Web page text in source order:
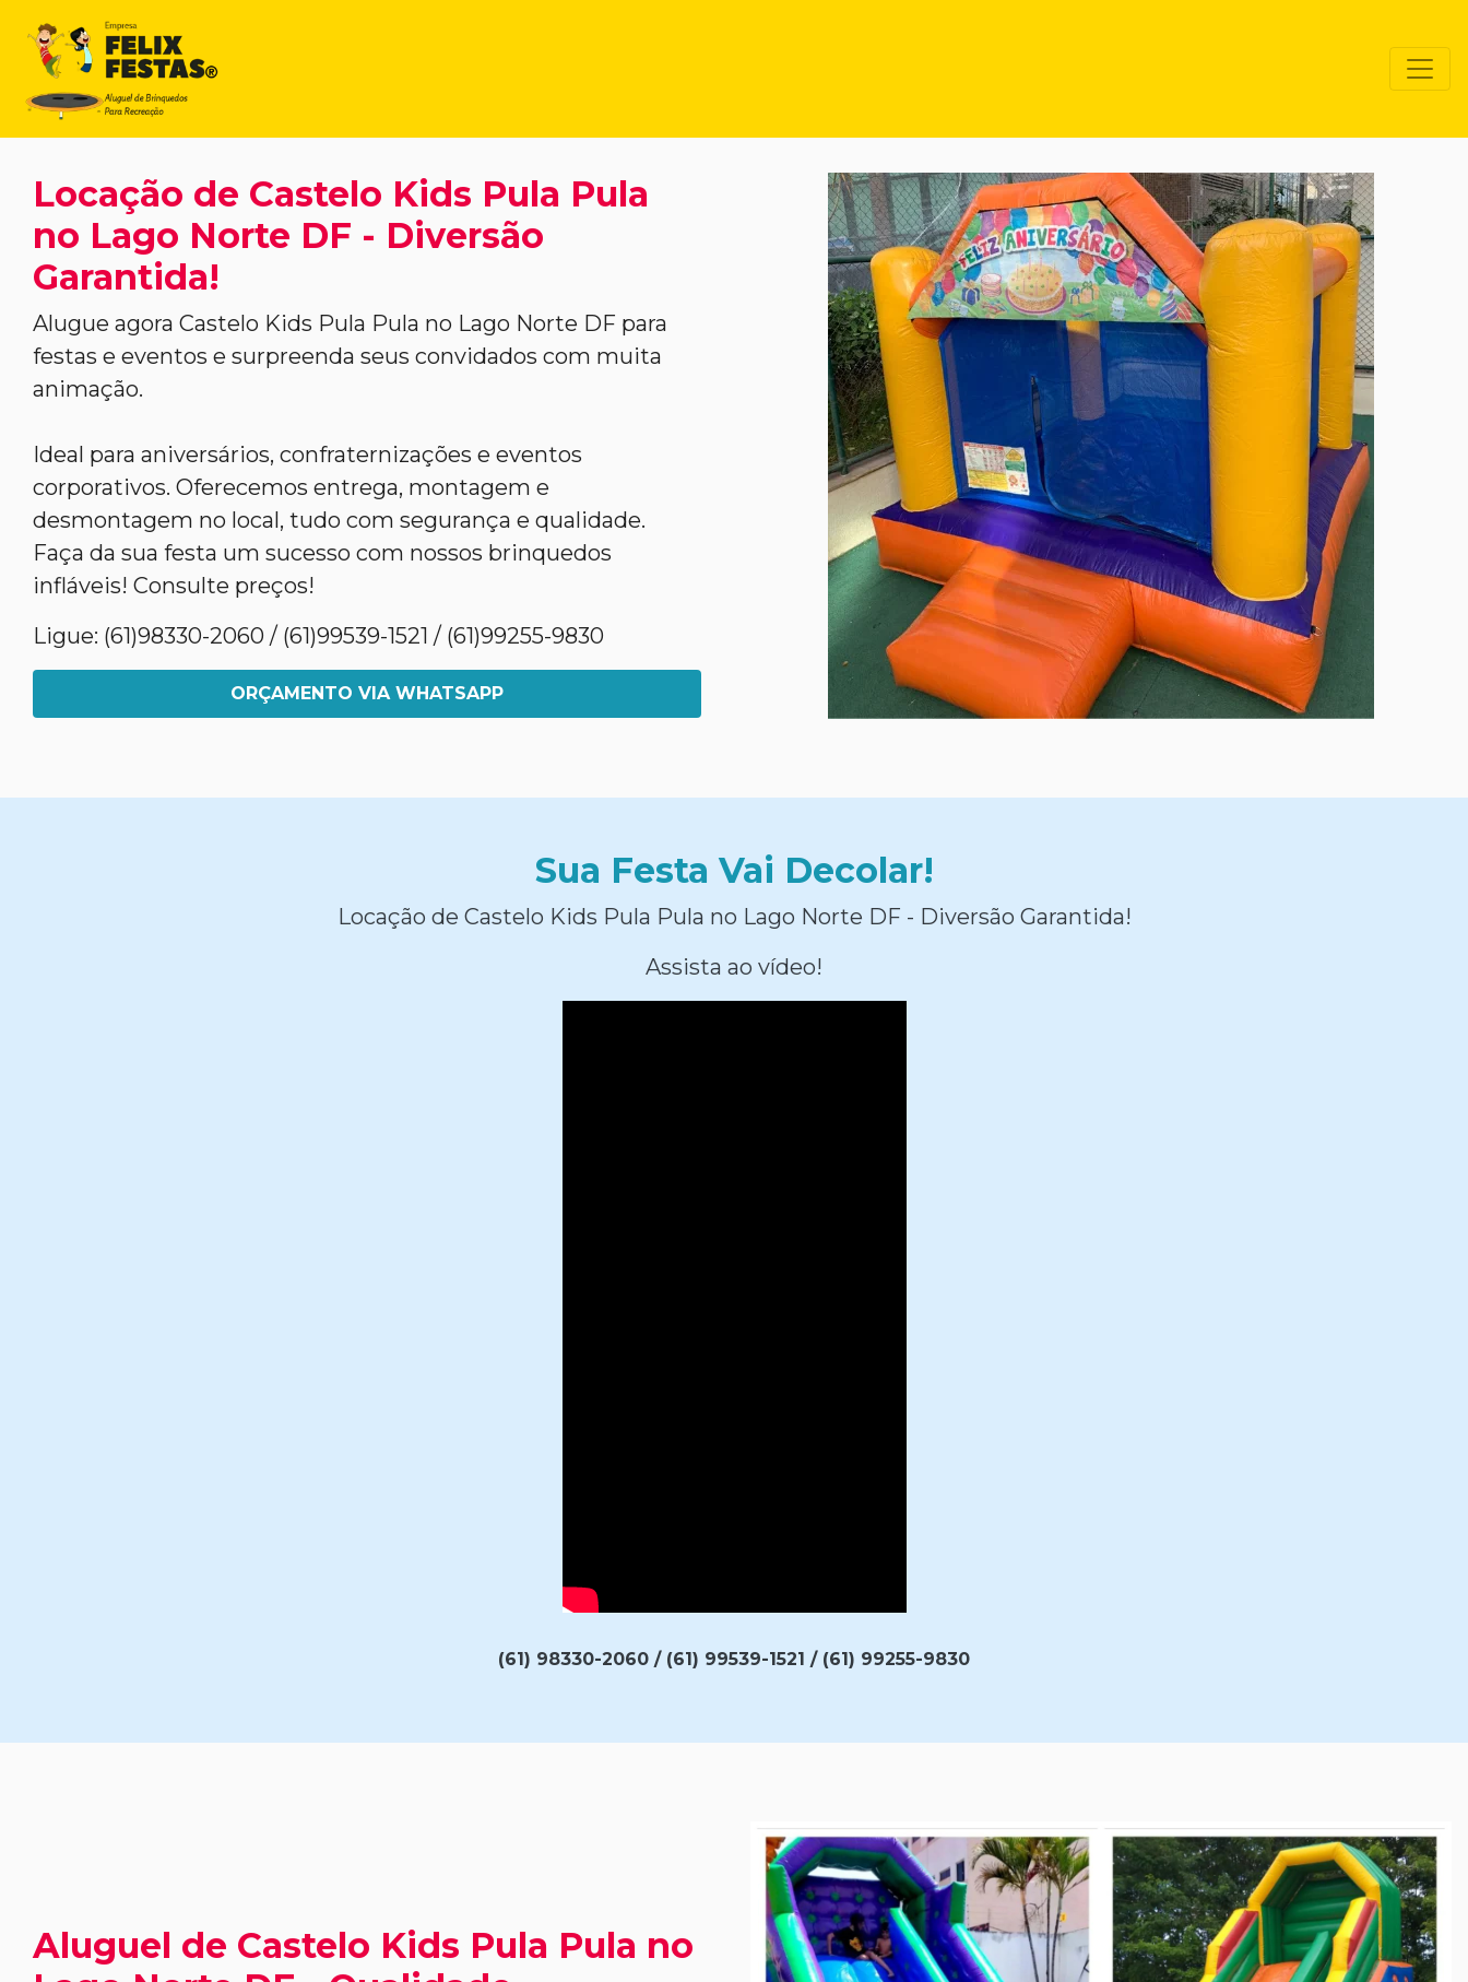
Locação de Castelo Kids Pula Pula
no Lago Norte DF - Diversão
Garantida!
Alugue agora Castelo Kids Pula Pula no Lago Norte DF para
festas e eventos e surpreenda seus convidados com muita
animação.
Ideal para aniversários, confraternizações e eventos
corporativos. Oferecemos entrega, montagem e
desmontagem no local, tudo com segurança e qualidade.
Faça da sua festa um sucesso com nossos brinquedos
infláveis! Consulte preços!
Ligue: (61)98330-2060 / (61)99539-1521 / (61)99255-9830
ORÇAMENTO VIA WHATSAPP
Sua Festa Vai Decolar!
Locação de Castelo Kids Pula Pula no Lago Norte DF - Diversão Garantida!
Assista ao vídeo!
(61) 98330-2060 / (61) 99539-1521 / (61) 99255-9830
Aluguel de Castelo Kids Pula Pula no